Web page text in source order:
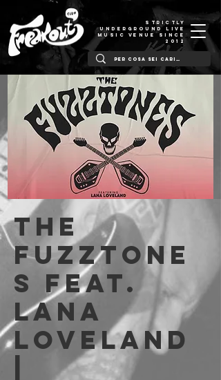
STRICTLY
UNDERGROUND LIVE
MUSIC VENUE SINCE
2012
The
Fuzztone
s feat.
Lana
Loveland